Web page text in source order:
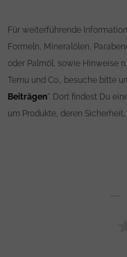
Für weiterführende
Formeln, Mineralölen,
oder Palmöl, sowie Hinweise
Temu und Co., besuche bitte
Beiträgen". Dort findest Du
um Produkte, deren